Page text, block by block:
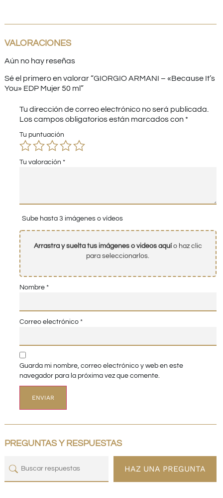
VALORACIONES
Aún no hay reseñas
Sé el primero en valorar “GIORGIO ARMANI – «Because It’s
You» EDP Mujer 50 ml”
Tu dirección de correo electrónico no será publicada.
Los campos obligatorios están marcados con *
Tu puntuación
Tu valoración *
Sube hasta 3 imágenes o vídeos
Arrastra y suelta tus imágenes o videos aquío haz clic
para seleccionarlos.
Nombre *
Correo electrónico *
Guarda mi nombre, correo electrónico y web en este
navegador para la próxima vez que comente.
PREGUNTAS Y RESPUESTAS
HAZ UNA PREGUNTA